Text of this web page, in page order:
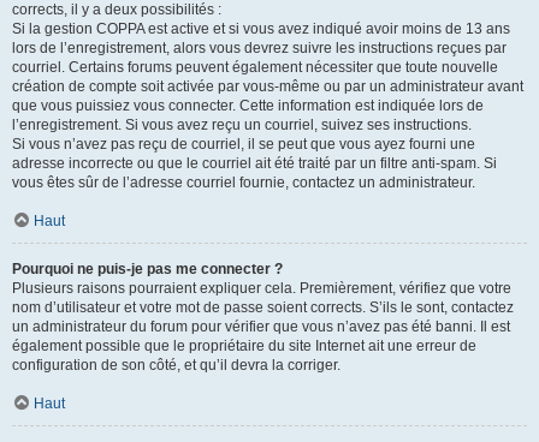
corrects, il y a deux possibilités :
Si la gestion COPPA est active et si vous avez indiqué avoir moins de 13 ans
lors de l’enregistrement, alors vous devrez suivre les instructions reçues par
courriel. Certains forums peuvent également nécessiter que toute nouvelle
création de compte soit activée par vous-même ou par un administrateur avant
que vous puissiez vous connecter. Cette information est indiquée lors de
l’enregistrement. Si vous avez reçu un courriel, suivez ses instructions.
Si vous n’avez pas reçu de courriel, il se peut que vous ayez fourni une
adresse incorrecte ou que le courriel ait été traité par un filtre anti-spam. Si
vous êtes sûr de l’adresse courriel fournie, contactez un administrateur.
Haut
Pourquoi ne puis-je pas me connecter ?
Plusieurs raisons pourraient expliquer cela. Premièrement, vérifiez que votre
nom d’utilisateur et votre mot de passe soient corrects. S’ils le sont, contactez
un administrateur du forum pour vérifier que vous n’avez pas été banni. Il est
également possible que le propriétaire du site Internet ait une erreur de
configuration de son côté, et qu’il devra la corriger.
Haut